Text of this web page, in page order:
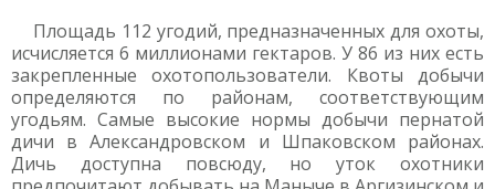
Площадь 112 угодий, предназначенных для охоты,
исчисляется 6 миллионами гектаров. У 86 из них есть
закрепленные охотопользователи. Квоты добычи
определяются по районам, соответствующим
угодьям. Самые высокие нормы добычи пернатой
дичи в Александровском и Шпаковском районах.
Дичь доступна повсюду, но уток охотники